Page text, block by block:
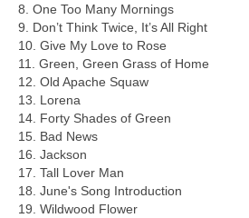
8. One Too Many Mornings
9. Don’t Think Twice, It’s All Right
10. Give My Love to Rose
11. Green, Green Grass of Home
12. Old Apache Squaw
13. Lorena
14. Forty Shades of Green
15. Bad News
16. Jackson
17. Tall Lover Man
18. June's Song Introduction
19. Wildwood Flower